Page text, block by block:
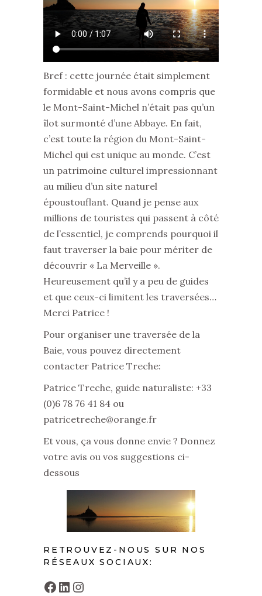
Bref : cette journée était simplement
formidable et nous avons compris que
le Mont-Saint-Michel n’était pas qu’un
îlot surmonté d’une Abbaye. En fait,
c’est toute la région du Mont-Saint-
Michel qui est unique au monde. C’est
un patrimoine culturel impressionnant
au milieu d’un site naturel
époustouflant. Quand je pense aux
millions de touristes qui passent à côté
de l’essentiel, je comprends pourquoi il
faut traverser la baie pour mériter de
découvrir « La Merveille ».
Heureusement qu’il y a peu de guides
et que ceux-ci limitent les traversées…
Merci Patrice !
Pour organiser une traversée de la
Baie, vous pouvez directement
contacter Patrice Treche:
Patrice Treche, guide naturaliste: +33
(0)6 78 76 41 84 ou
patricetreche@orange.fr
Et vous, ça vous donne envie ? Donnez
votre avis ou vos suggestions ci-
dessous
RETROUVEZ-NOUS SUR NOS
RÉSEAUX SOCIAUX:
Facebook
LinkedIn
Instagram